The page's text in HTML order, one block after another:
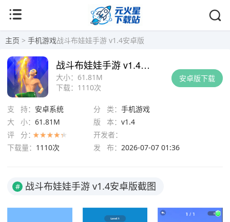
主页 > 手机游戏战斗布娃娃手游 v1.4安卓版
安卓版下载
大小： 61.81M
下载： 1110次
战斗布娃娃手游 v1.4安卓版
支 持： 安卓系统 分 类： 手机游戏
大 小： 61.81M 版 本： v1.4
评 分：
开发者：
下载量： 1110次 发 布： 2026-07-07 01:36
# 战斗布娃娃手游 v1.4安卓版截图